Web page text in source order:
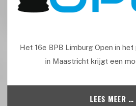
Het 16e BPB Limburg Open in
in Maastricht krijgt een
LEES MEER …